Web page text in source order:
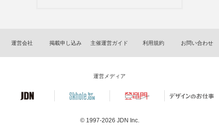
運営会社 掲載申し込み 主催運営ガイド 利用規約 お問い合わせ
運営メディア
© 1997-2026 JDN Inc.